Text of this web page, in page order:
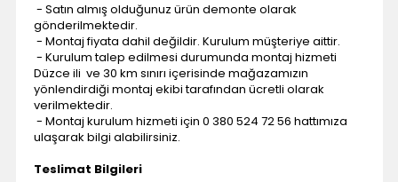
- Satın almış olduğunuz ürün demonte olarak
gönderilmektedir.
- Montaj fiyata dahil değildir. Kurulum müşteriye aittir.
- Kurulum talep edilmesi durumunda montaj hizmeti
Düzce ili ve 30 km sınırı içerisinde mağazamızın
yönlendirdiği montaj ekibi tarafından ücretli olarak
verilmektedir.
- Montaj kurulum hizmeti için 0 380 524 72 56 hattımıza
ulaşarak bilgi alabilirsiniz.
Teslimat Bilgileri